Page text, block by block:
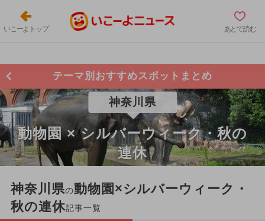
いこーよトップ あとで読む
テーマ別おすすめスポットまとめ
神奈川県
動物園 × シルバーウィーク・秋の
連休
神奈川県の動物園×シルバーウィーク・
秋の連休記事一覧